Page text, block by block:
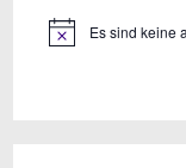
Es sind keine